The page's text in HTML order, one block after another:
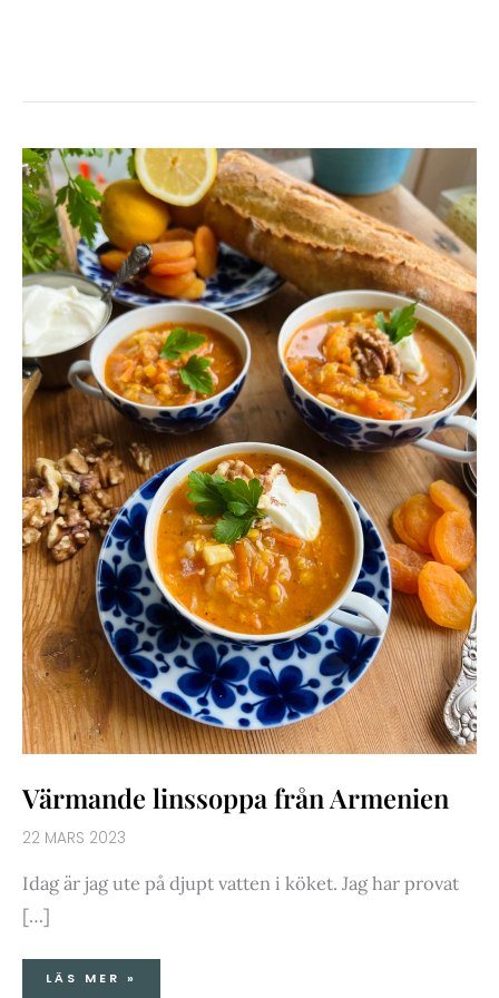
Värmande linssoppa från Armenien
22 MARS 2023
Idag är jag ute på djupt vatten i köket. Jag har provat
[…]
VÄRMANDE
LINSSOPPA
FRÅN
ARMENIEN
LÄS MER »